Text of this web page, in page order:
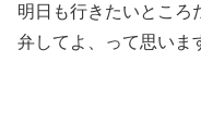
明日も行きたいところ
弁してよ、って思いま